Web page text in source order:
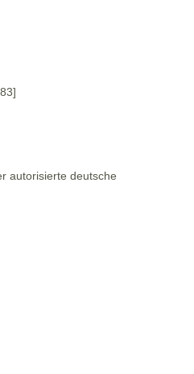
autorisierte deutsche